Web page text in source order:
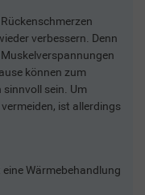
verbessern. Denn
können zum
sein. Um
ist allerdings
Wärmebehandlung